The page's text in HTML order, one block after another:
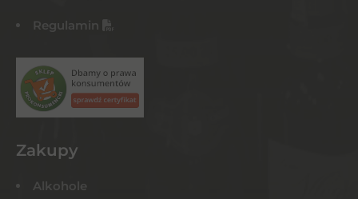
Regulamin
Zakupy
Alkohole